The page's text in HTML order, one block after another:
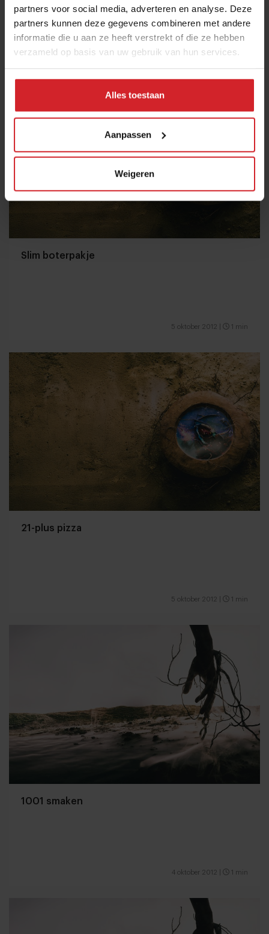
partners voor social media, adverteren en analyse. Deze
partners kunnen deze gegevens combineren met andere
informatie die u aan ze heeft verstrekt of die ze hebben
verzameld op basis van uw gebruik van hun services.
Alles toestaan
Aanpassen
Weigeren
5 oktober 2012| 1 min
Slim boterpakje
5 oktober 2012 1 min
21-plus pizza
5 oktober 2012 1 min
1001 smaken
4 oktober 2012 1 min